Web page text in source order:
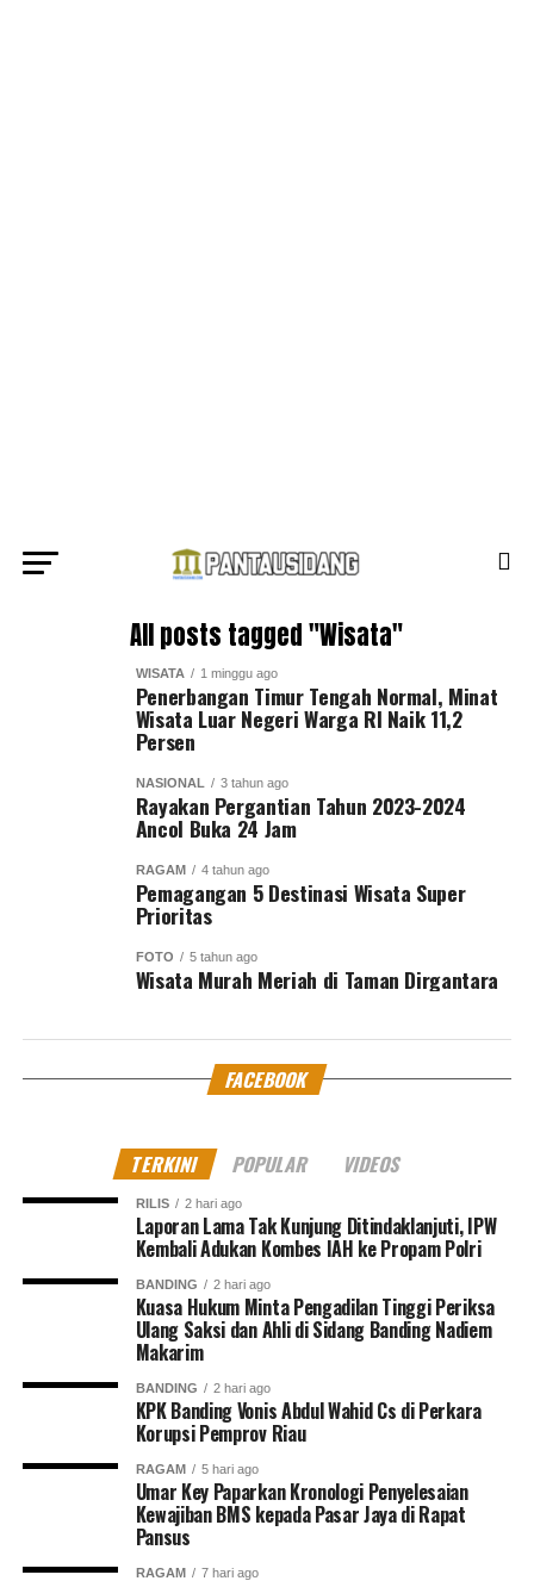
All posts tagged "Wisata"
WISATA 1 minggu ago
Penerbangan Timur Tengah Normal, Minat
Wisata Luar Negeri Warga RI Naik 11,2
Persen
NASIONAL 3 tahun ago
Rayakan Pergantian Tahun 2023-2024
Ancol Buka 24 Jam
RAGAM 4 tahun ago
Pemagangan 5 Destinasi Wisata Super
Prioritas
FOTO 5 tahun ago
Wisata Murah Meriah di Taman Dirgantara
FACEBOOK
TERKINI POPULAR VIDEOS
RILIS 2 hari ago
Laporan Lama Tak Kunjung Ditindaklanjuti, IPW
Kembali Adukan Kombes IAH ke Propam Polri
BANDING 2 hari ago
Kuasa Hukum Minta Pengadilan Tinggi Periksa
Ulang Saksi dan Ahli di Sidang Banding Nadiem
Makarim
BANDING 2 hari ago
KPK Banding Vonis Abdul Wahid Cs di Perkara
Korupsi Pemprov Riau
RAGAM 5 hari ago
Umar Key Paparkan Kronologi Penyelesaian
Kewajiban BMS kepada Pasar Jaya di Rapat
Pansus
RAGAM 7 hari ago